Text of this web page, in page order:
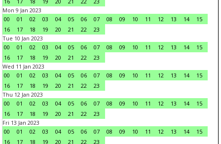
Mon 9 Jan 2023
00
01 02 03 04 05 06 07 08 09 10 11 12 13 14
15
16
17 18 19 20 21 22
23
Tue 10 Jan 2023
00
01 02 03 04 05 06 07 08 09 10 11 12 13 14
15
16
17 18 19 20 21 22
23
Wed 11 Jan 2023
00
01 02 03 04 05 06 07 08 09 10 11 12 13 14
15
16
17 18 19 20 21 22
23
Thu 12 Jan 2023
00
01 02 03 04 05 06 07 08 09 10 11 12 13 14
15
16
17 18 19 20 21 22
23
Fri 13 Jan 2023
00
01 02 03 04 05 06 07 08 09 10 11 12 13 14
15
16
17 18 19 20 21 22
23